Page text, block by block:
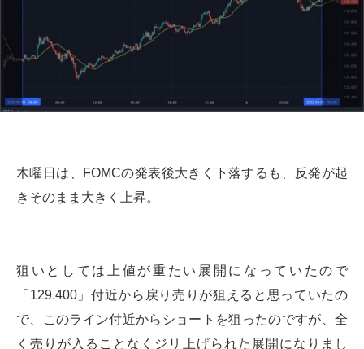
木曜日は、FOMCの発表後大きく下落するも、反発が起
きそのまま大きく上昇。
狙いとしては上値が重たい展開になっていたので
「129.400」付近から戻り売りが狙えると思っていたの
で、このライン付近からショートを狙ったのですが、全
く売りが入ることなくジリ上げられた展開になりまし